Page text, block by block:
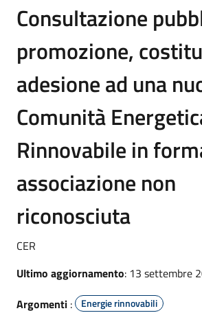
Consultazione
promozione,
adesione ad una
Comunità
Rinnovabile in
associazione non
riconosciuta
CER
Ultimo aggiornamento: 13 settembre
Argomenti : Energie rinnovabili